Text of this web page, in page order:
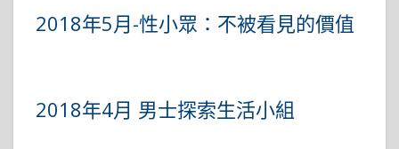
2018年5月-性小眾：不被看見的價值
2018年4月 男士探索生活小組